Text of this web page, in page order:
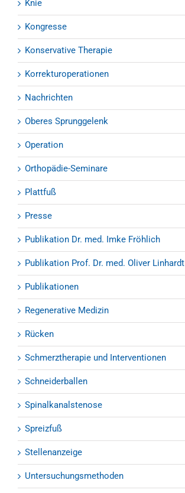
Knie
Kongresse
Konservative Therapie
Korrekturoperationen
Nachrichten
Oberes Sprunggelenk
Operation
Orthopädie-Seminare
Plattfuß
Presse
Publikation Dr. med. Imke Fröhlich
Publikation Prof. Dr. med. Oliver Linhardt
Publikationen
Regenerative Medizin
Rücken
Schmerztherapie und Interventionen
Schneiderballen
Spinalkanalstenose
Spreizfuß
Stellenanzeige
Untersuchungsmethoden